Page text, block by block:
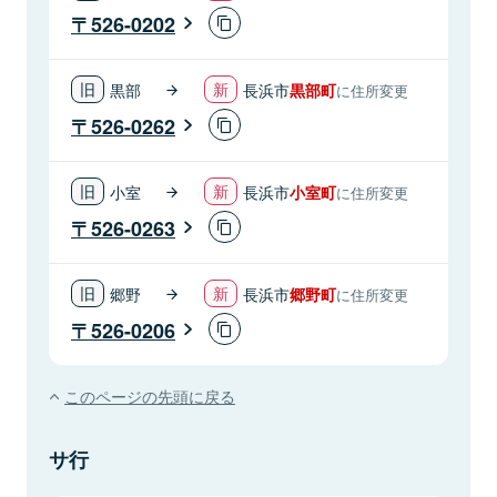
526-0202
黒部 長浜市黒部町に住所変更
526-0262
小室 長浜市小室町に住所変更
526-0263
郷野 長浜市郷野町に住所変更
526-0206
このページの先頭に戻る
サ行